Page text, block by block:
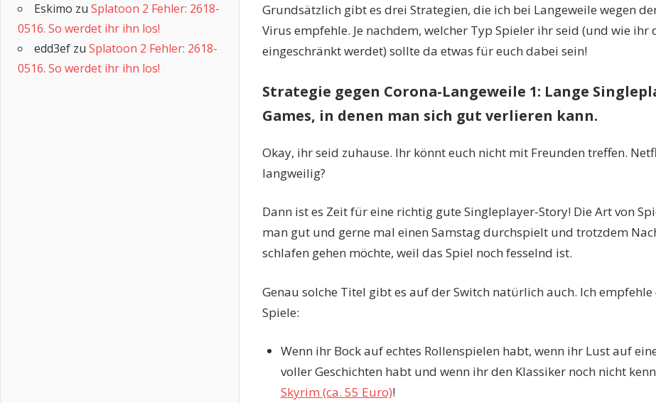
Grundsätzlich gibt es drei Strategien, die ich bei Langeweile wegen
Virus empfehle. Je nachdem, welcher Typ Spieler ihr seid (und wie ihr
eingeschränkt werdet) sollte da etwas für euch dabei sein!
Strategie gegen Corona-Langeweile 1: Lange
Games, in denen man sich gut verlieren kann.
Okay, ihr seid zuhause. Ihr könnt euch nicht mit Freunden treffen.
langweilig?
Dann ist es Zeit für eine richtig gute Singleplayer-Story! Die Art von
man gut und gerne mal einen Samstag durchspielt und trotzdem
schlafen gehen möchte, weil das Spiel noch fesselnd ist.
Genau solche Titel gibt es auf der Switch natürlich auch. Ich empfehle
Spiele:
Wenn ihr Bock auf echtes Rollenspielen habt, wenn ihr Lust auf
voller Geschichten habt und wenn ihr den Klassiker noch nicht
Skyrim (ca. 55 Euro)!
Eskimo zu Splatoon 2 Fehler: 2618-
0516. So werdet ihr ihn los!
edd3ef zu Splatoon 2 Fehler: 2618-
0516. So werdet ihr ihn los!